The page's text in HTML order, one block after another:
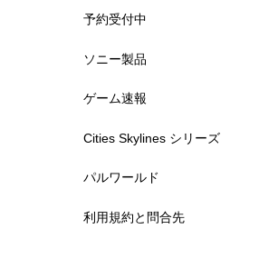
予約受付中
ソニー製品
ゲーム速報
Cities Skylines シリーズ
パルワールド
利用規約と問合先